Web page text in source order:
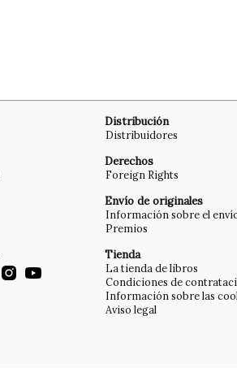
Distribución
Distribuidores
Derechos
Foreign Rights
Envío de originales
Información sobre el
Premios
Tienda
La tienda de libros
Condiciones de
Información sobre las
Aviso legal